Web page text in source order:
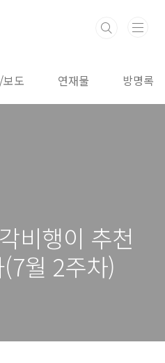
도 연재물 방명록
비행이 추천
월 2주차)